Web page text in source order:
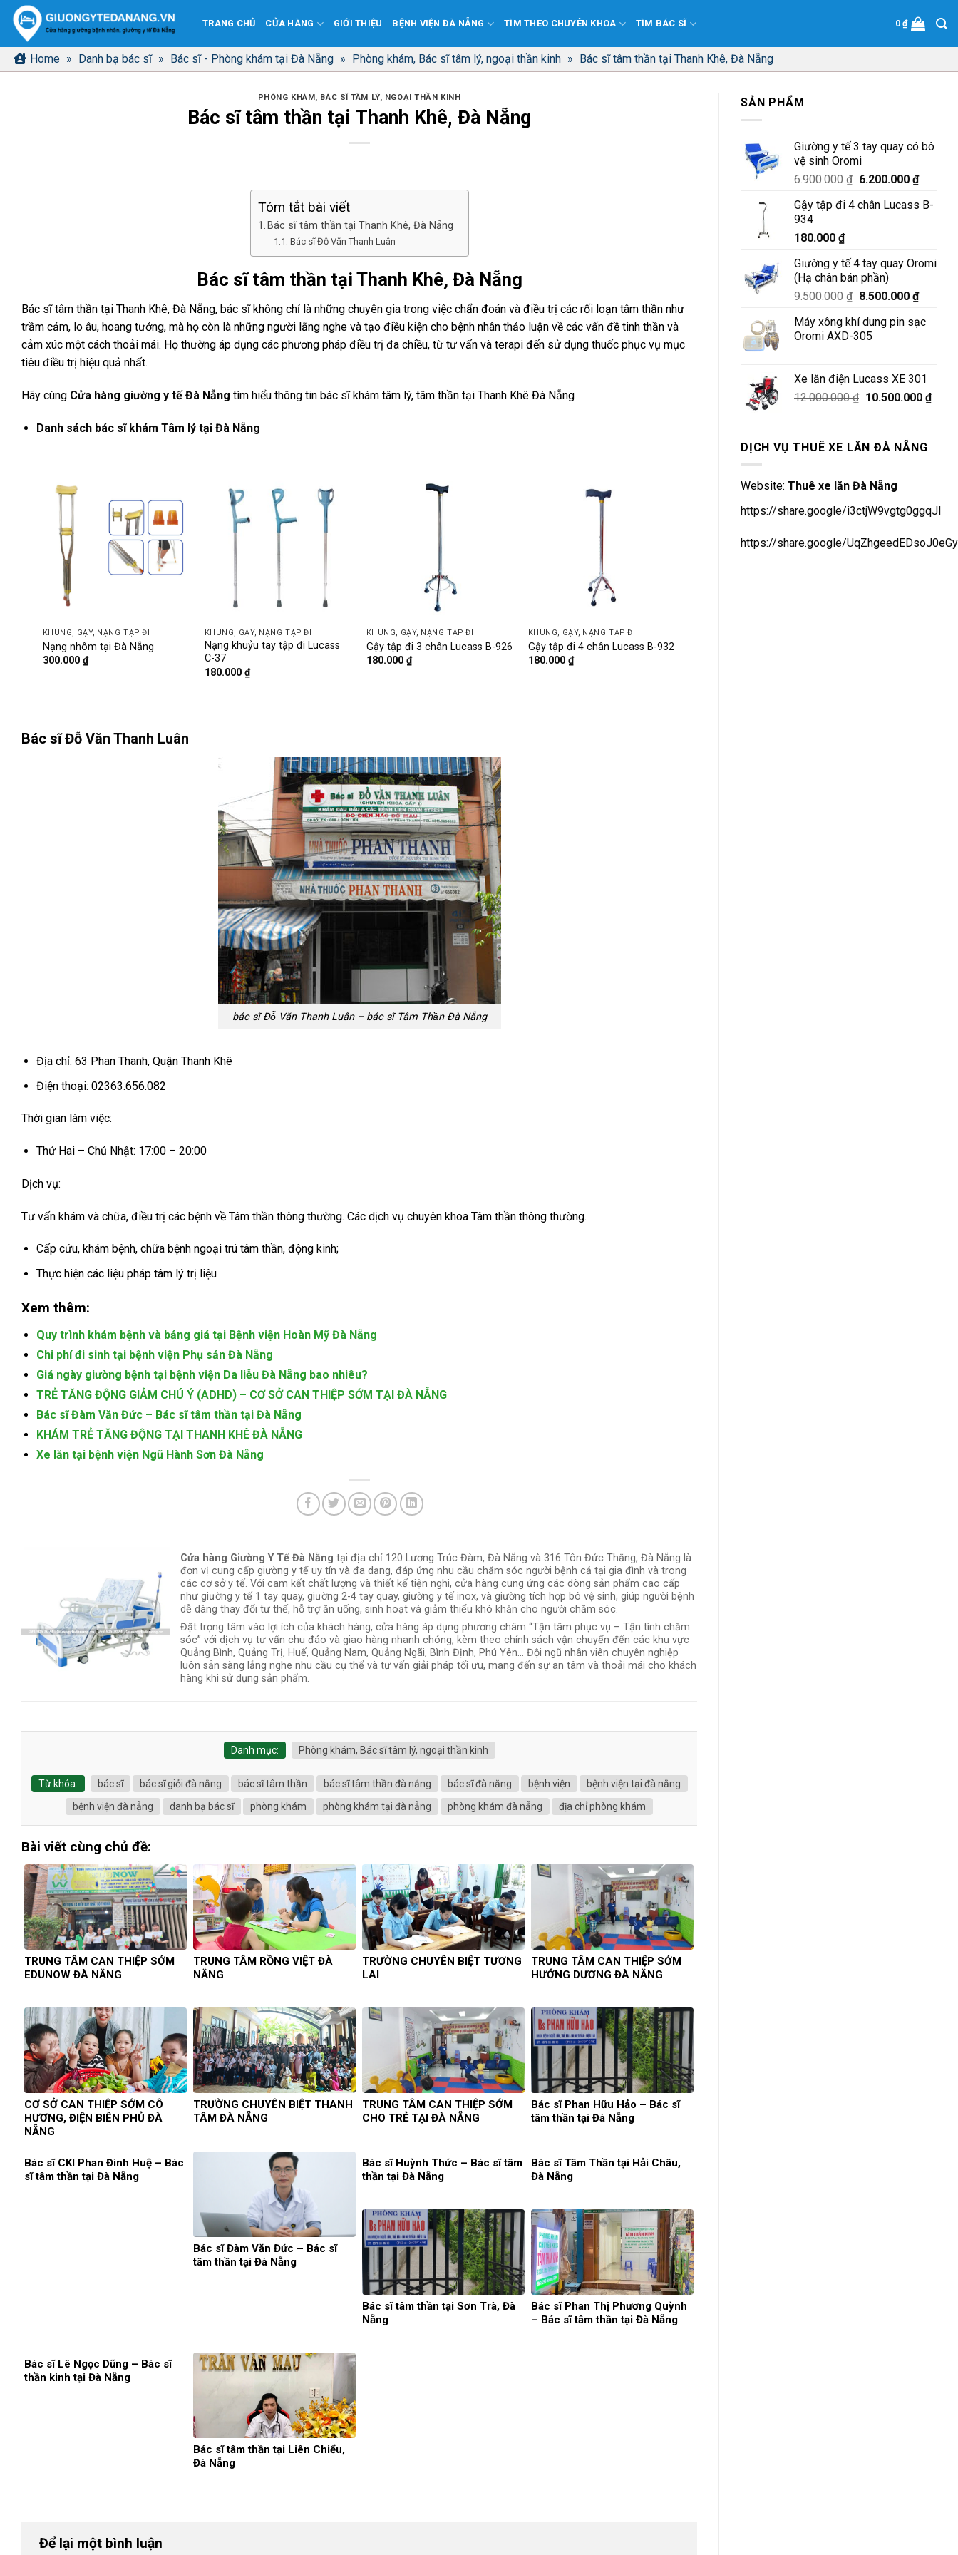
qua
nội
dung
TRANG CHỦ CỬA HÀNG GIỚI THIỆU BỆNH VIỆN ĐÀ NẴNG TÌM THEO CHUYÊN KHOA TÌM BÁC SĨ 0₫
Home » Danh bạ bác sĩ » Bác sĩ - Phòng khám tại Đà Nẵng » Phòng khám, Bác sĩ tâm lý, ngoại thần kinh » Bác sĩ tâm thần tại Thanh Khê, Đà Nẵng
PHÒNG KHÁM, BÁC SĨ TÂM LÝ, NGOẠI THẦN KINH
Bác sĩ tâm thần tại Thanh Khê, Đà Nẵng
Tóm tắt bài viết
Bác sĩ tâm thần tại Thanh Khê, Đà Nẵng
Bác sĩ Đỗ Văn Thanh Luân
Bác sĩ tâm thần tại Thanh Khê, Đà Nẵng
Bác sĩ tâm thần tại Thanh Khê, Đà Nẵng, bác sĩ không chỉ là những chuyên gia trong việc chẩn đoán và điều trị các rối loạn tâm thần như
trầm cảm, lo âu, hoang tưởng, mà họ còn là những người lắng nghe và tạo điều kiện cho bệnh nhân thảo luận về các vấn đề tinh thần và
cảm xúc một cách thoải mái. Họ thường áp dụng các phương pháp điều trị đa chiều, từ tư vấn và terapi đến sử dụng thuốc phục vụ mục
tiêu điều trị hiệu quả nhất.
Hãy cùng Cửa hàng giường y tế Đà Nẵng tìm hiểu thông tin bác sĩ khám tâm lý, tâm thần tại Thanh Khê Đà Nẵng
Danh sách bác sĩ khám Tâm lý tại Đà Nẵng
KHUNG, GẬY, NẠNG TẬP ĐI
Nạng nhôm tại Đà Nẵng
300.000 ₫
KHUNG, GẬY, NẠNG TẬP ĐI
Nạng khuỷu tay tập đi Lucass
C-37
180.000 ₫
KHUNG, GẬY, NẠNG TẬP ĐI
Gậy tập đi 3 chân Lucass B-926
180.000 ₫
KHUNG, GẬY, NẠNG TẬP ĐI
Gậy tập đi 4 chân Lucass B-932
180.000 ₫
Bác sĩĐỗ Văn Thanh Luân
bác sĩ Đỗ Văn Thanh Luân – bác sĩ Tâm Thần Đà Nẵng
Địa chỉ: 63 Phan Thanh, Quận Thanh Khê
Điện thoại: 02363.656.082
Thời gian làm việc:
Thứ Hai – Chủ Nhật: 17:00 – 20:00
Dịch vụ:
Tư vấn khám và chữa, điều trị các bệnh về Tâm thần thông thường. Các dịch vụ chuyên khoa Tâm thần thông thường.
Cấp cứu, khám bệnh, chữa bệnh ngoại trú tâm thần, động kinh;
Thực hiện các liệu pháp tâm lý trị liệu
Xem thêm:
Quy trình khám bệnh và bảng giá tại Bệnh viện Hoàn Mỹ Đà Nẵng
Chi phí đi sinh tại bệnh viện Phụ sản Đà Nẵng
Giá ngày giường bệnh tại bệnh viện Da liễu Đà Nẵng bao nhiêu?
TRẺ TĂNG ĐỘNG GIẢM CHÚ Ý (ADHD) – CƠ SỞ CAN THIỆP SỚM TẠI ĐÀ NẴNG
Bác sĩ Đàm Văn Đức – Bác sĩ tâm thần tại Đà Nẵng
KHÁM TRẺ TĂNG ĐỘNG TẠI THANH KHÊ ĐÀ NẴNG
Xe lăn tại bệnh viện Ngũ Hành Sơn Đà Nẵng
Cửa hàng Giường Y Tế Đà Nẵng tại địa chỉ 120 Lương Trúc Đàm, Đà Nẵng và 316 Tôn Đức Thắng, Đà Nẵng là
đơn vị cung cấp giường y tế uy tín và đa dạng, đáp ứng nhu cầu chăm sóc người bệnh cả tại gia đình và trong
các cơ sở y tế. Với cam kết chất lượng và thiết kế tiện nghi, cửa hàng cung ứng các dòng sản phẩm cao cấp
như giường y tế 1 tay quay, giường 2-4 tay quay, giường y tế inox, và giường tích hợp bô vệ sinh, giúp người bệnh
dễ dàng thay đổi tư thế, hỗ trợ ăn uống, sinh hoạt và giảm thiểu khó khăn cho người chăm sóc.
Đặt trọng tâm vào lợi ích của khách hàng, cửa hàng áp dụng phương châm “Tận tâm phục vụ – Tận tình chăm
sóc” với dịch vụ tư vấn chu đáo và giao hàng nhanh chóng, kèm theo chính sách vận chuyển đến các khu vực
Quảng Bình, Quảng Trị, Huế, Quảng Nam, Quảng Ngãi, Bình Định, Phú Yên... Đội ngũ nhân viên chuyên nghiệp
luôn sẵn sàng lắng nghe nhu cầu cụ thể và tư vấn giải pháp tối ưu, mang đến sự an tâm và thoải mái cho khách
hàng khi sử dụng sản phẩm.
Danh mục: Phòng khám, Bác sĩ tâm lý, ngoại thần kinh
Từ khóa: bác sĩ bác sĩ giỏi đà nẵng bác sĩ tâm thần bác sĩ tâm thần đà nẵng bác sĩ đà nẵng bệnh viện
bệnh viện tại đà nẵng
bệnh viện đà nẵng
danh bạ bác sĩ phòng khám phòng khám tại đà nẵng phòng khám đà nẵng địa chỉ phòng khám
Bài viết cùng chủ đề:
TRUNG TÂM CAN THIỆP SỚM
EDUNOW ĐÀ NẴNG
TRUNG TÂM RỒNG VIỆT ĐÀ
NẴNG
TRƯỜNG CHUYÊN BIỆT TƯƠNG
LAI
TRUNG TÂM CAN THIỆP SỚM
HƯỚNG DƯƠNG ĐÀ NẴNG
CƠ SỞ CAN THIỆP SỚM CÔ
HƯƠNG, ĐIỆN BIÊN PHỦ ĐÀ
NẴNG
TRƯỜNG CHUYÊN BIỆT THANH
TÂM ĐÀ NẴNG
TRUNG TÂM CAN THIỆP SỚM
CHO TRẺ TẠI ĐÀ NẴNG
Bác sĩ Phan Hữu Hảo – Bác sĩ
tâm thần tại Đà Nẵng
Bác sĩ CKI Phan Đình Huệ – Bác
sĩ tâm thần tại Đà Nẵng
Bác sĩ Đàm Văn Đức – Bác sĩ
tâm thần tại Đà Nẵng
Bác sĩ Huỳnh Thức – Bác sĩ tâm
thần tại Đà Nẵng
Bác sĩ Tâm Thần tại Hải Châu,
Đà Nẵng
Bác sĩ tâm thần tại Sơn Trà, Đà
Nẵng
Bác sĩ Phan Thị Phương Quỳnh
– Bác sĩ tâm thần tại Đà Nẵng
Bác sĩ Lê Ngọc Dũng – Bác sĩ
thần kinh tại Đà Nẵng
Bác sĩ tâm thần tại Liên Chiểu,
Đà Nẵng
Để lại một bình luận
SẢN PHẨM
Giường y tế 3 tay quay có bô
vệ sinh Oromi
6.900.000₫ Giá
là:
6.200.000 ₫Giá
tại
Gậy tập đi 4 chân Lucass B-
934
180.000 ₫
Giường y tế 4 tay quay Oromi
(Hạ chân bán phần)
9.500.000₫ Giá
là:
9.500.000 ₫.
8.500.000 ₫Giá
tại
Máy xông khí dung pin sạc
Oromi AXD-305
Xe lăn điện Lucass XE 301
12.000.000₫ Giá
12.000.000 ₫.
10.500.000 ₫Giá
DỊCH VỤ THUÊ XE LĂN ĐÀ NẴNG
Website: Thuê xe lăn Đà Nẵng
https://share.google/i3ctjW9vgtg0ggqJl
https://share.google/UqZhgeedEDsoJ0eGy